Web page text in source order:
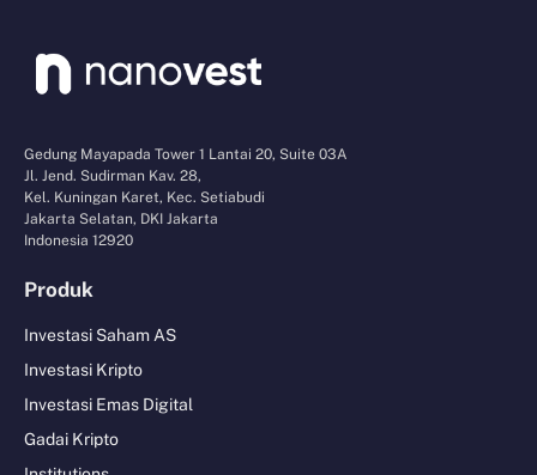
Gedung Mayapada Tower 1 Lantai 20, Suite 03A
Jl. Jend. Sudirman Kav. 28,
Kel. Kuningan Karet, Kec. Setiabudi
Jakarta Selatan, DKI Jakarta
Indonesia 12920
Produk
Investasi Saham AS
Investasi Kripto
Investasi Emas Digital
Gadai Kripto